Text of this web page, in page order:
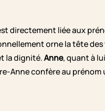
directement liée aux
orne la tête
la dignité.Anne, quant à
Anne confère au